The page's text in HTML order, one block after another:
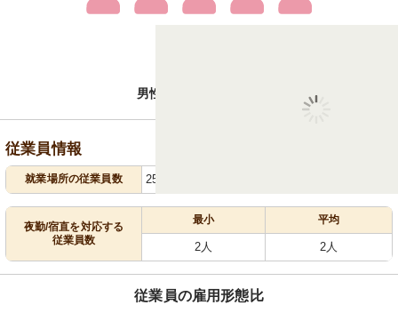
男性
従業員情報
就業場所の従業員数 25人
夜勤/宿直を対応する
従業員数
最小 平均
2人 2人
従業員の雇用形態比